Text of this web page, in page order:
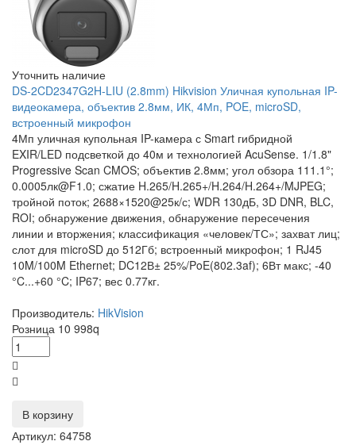
Уточнить наличие
DS-2CD2347G2H-LIU (2.8mm) Hikvision Уличная купольная IP-
видеокамера, объектив 2.8мм, ИК, 4Мп, POE, microSD,
встроенный микрофон
4Мп уличная купольная IP-камера с Smart гибридной
EXIR/LED подсветкой до 40м и технологией AcuSense. 1/1.8"
Progressive Scan CMOS; объектив 2.8мм; угол обзора 111.1°;
0.0005лк@F1.0; сжатие H.265/H.265+/H.264/H.264+/MJPEG;
тройной поток; 2688×1520@25к/с; WDR 130дБ, 3D DNR, BLC,
ROI; обнаружение движения, обнаружение пересечения
линии и вторжения; классификация «человек/ТС»; захват лиц;
слот для microSD до 512Гб; встроенный микрофон; 1 RJ45
10M/100M Ethernet; DC12В± 25%/PoE(802.3af); 6Вт макс; -40
°C...+60 °C; IP67; вес 0.77кг.
Производитель: HikVision
Розница 10 998q
В корзину
Артикул: 64758